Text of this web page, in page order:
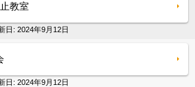
教室
日: 2024年9月12日
日: 2024年9月12日